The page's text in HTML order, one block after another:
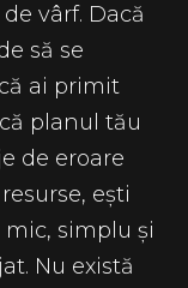
vârf. Dacă
să se
ai primit
planul tău
de eroare
ești
simplu și
Nu există